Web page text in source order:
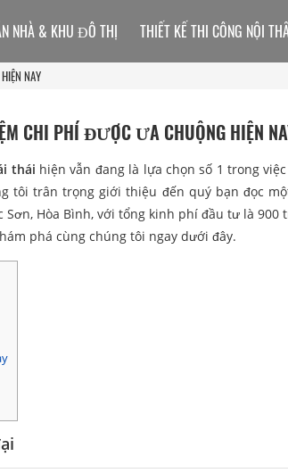
NAY
CHI PHÍ ĐƯỢC ƯA CHUỘNG HIỆN
thái hiện vẫn đang là lựa chọn số 1 trong
tôi trân trọng giới thiệu đến quý bạn đọc
Hòa Bình, với tổng kinh phí đầu tư là 900
phá cùng chúng tôi ngay dưới đây.
NHÀ & KHU ĐÔ THỊ THIẾT KẾ THI CÔNG NỘI